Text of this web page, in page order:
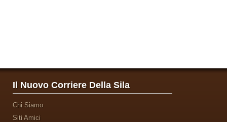
Il Nuovo Corriere Della Sila
Chi Siamo
Siti Amici